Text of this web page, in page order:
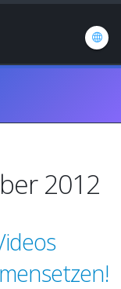
2012